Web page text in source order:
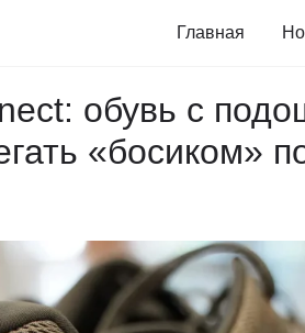
Главная
обувь с
«босиком»